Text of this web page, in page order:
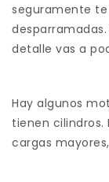
seguramente
detalle vas a
Hay algunos
tienen cilindros.
cargas